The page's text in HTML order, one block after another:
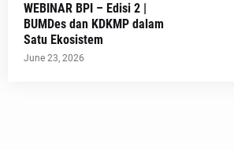
WEBINAR BPI – Edisi 2 |
BUMDes dan KDKMP dalam
Satu Ekosistem
June 23, 2026